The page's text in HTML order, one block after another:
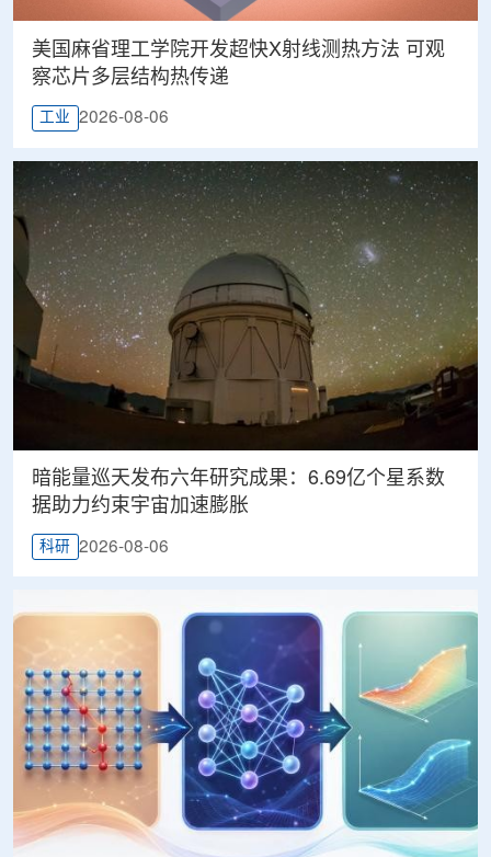
美国麻省理工学院开发超快X射线测热方法 可观
察芯片多层结构热传递
工业 2026-08-06
暗能量巡天发布六年研究成果：6.69亿个星系数
据助力约束宇宙加速膨胀
科研 2026-08-06